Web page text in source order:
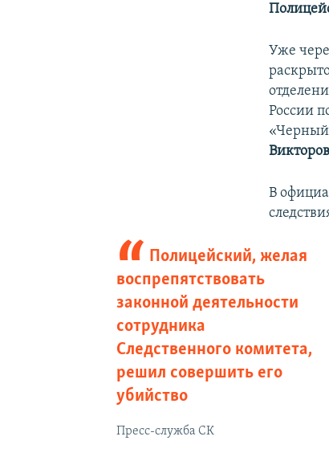
Уже
России
«Черный
В
Полицейский, желая
воспрепятствовать
законной деятельности
сотрудника
Следственного комитета,
решил совершить его
убийство
Пресс-служба СК